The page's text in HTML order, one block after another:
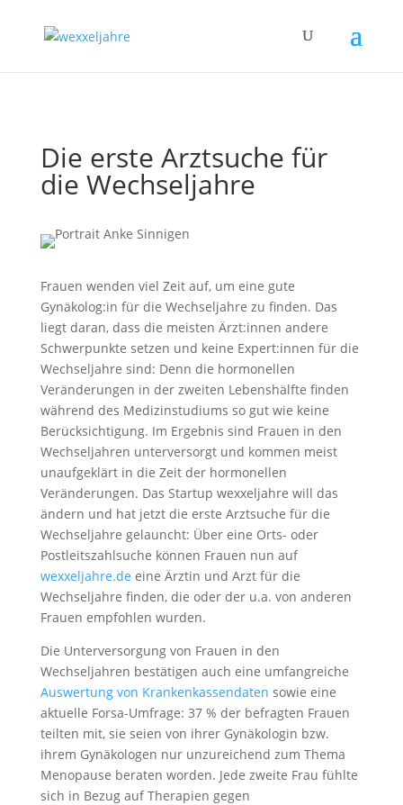
Die erste Arztsuche für
die Wechseljahre
Frauen wenden viel Zeit auf, um eine gute
Gynäkolog:in für die Wechseljahre zu finden. Das
liegt daran, dass die meisten Ärzt:innen andere
Schwerpunkte setzen und keine Expert:innen für die
Wechseljahre sind: Denn die hormonellen
Veränderungen in der zweiten Lebenshälfte finden
während des Medizinstudiums so gut wie keine
Berücksichtigung. Im Ergebnis sind Frauen in den
Wechseljahren unterversorgt und kommen meist
unaufgeklärt in die Zeit der hormonellen
Veränderungen. Das Startup wexxeljahre will das
ändern und hat jetzt die erste Arztsuche für die
Wechseljahre gelauncht: Über eine Orts- oder
Postleitszahlsuche können Frauen nun auf
wexxeljahre.de eine Ärztin und Arzt für die
Wechseljahre finden, die oder der u.a. von anderen
Frauen empfohlen wurden.
Die Unterversorgung von Frauen in den
Wechseljahren bestätigen auch eine umfangreiche
Auswertung von Krankenkassendaten sowie eine
aktuelle Forsa-Umfrage: 37 % der befragten Frauen
teilten mit, sie seien von ihrer Gynäkologin bzw.
ihrem Gynäkologen nur unzureichend zum Thema
Menopause beraten worden. Jede zweite Frau fühlte
sich in Bezug auf Therapien gegen